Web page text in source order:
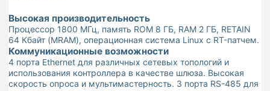
Высокая производительность
Процессор 1800 МГц, память ROM 8 ГБ, RAM 2 ГБ, RETAIN
64 Кбайт (MRAM), операционная система Linux с RT-патчем.
Коммуникационные возможности
4 порта Ethernet для различных сетевых топологий и
использования контроллера в качестве шлюза. Высокая
скорость опроса и мультимастерность. 3 порта RS-485 для